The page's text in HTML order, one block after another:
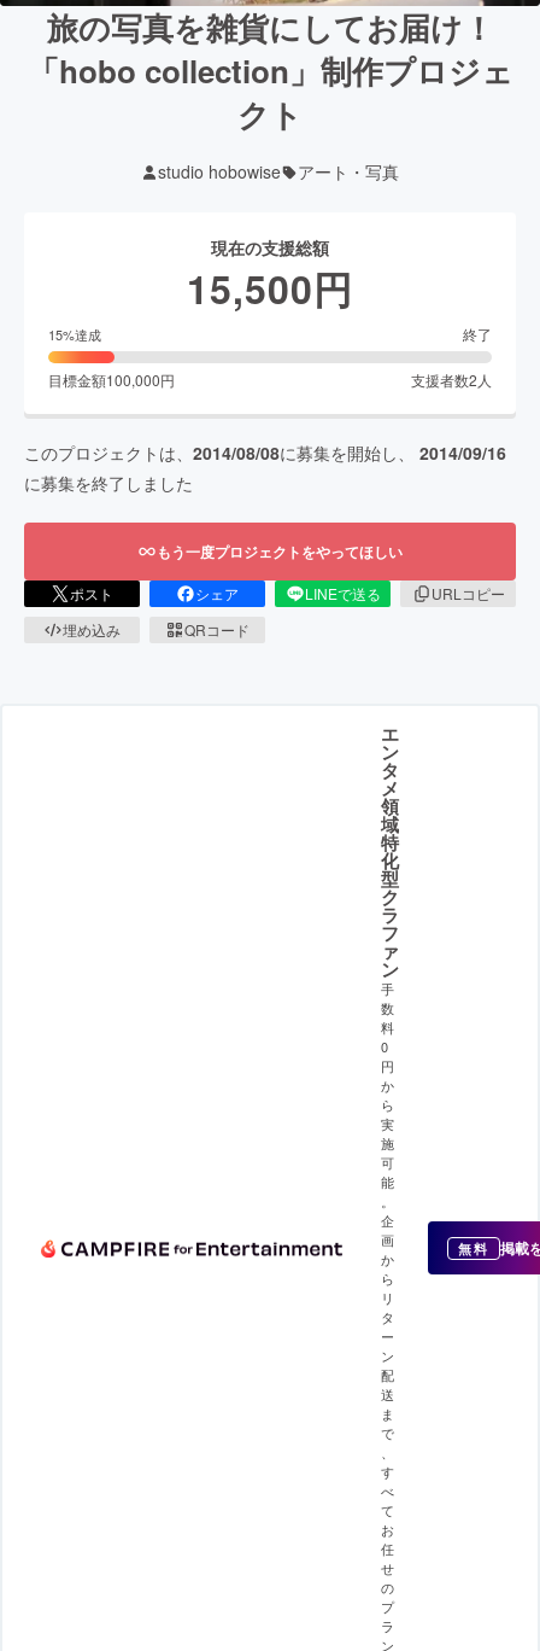
旅の写真を雑貨にしてお届け！
「hobo collection」制作プロジェ
クト
studio hobowise アート・写真
現在の支援総額
15,500円
15%達成 終了
目標金額100,000円 支援者数2 人
このプロジェクトは、 2014/08/08に募集を開始し、 2014/09/16
に募集を終了しました
もう一度プロジェクトをやってほしい
ポスト シェア LINEで送る
URLコピー
埋め込み
QRコード
エ
ン
タ
メ
領
域
特
化
型
ク
ラ
フ
ァ
ン
手
数
料
0
円
か
ら
実
施
可
能
。
企
画
か
ら
リ
タ
ー
ン
配
送
ま
で
、
す
べ
て
お
任
せ
の
プ
ラ
ン
無料 掲載